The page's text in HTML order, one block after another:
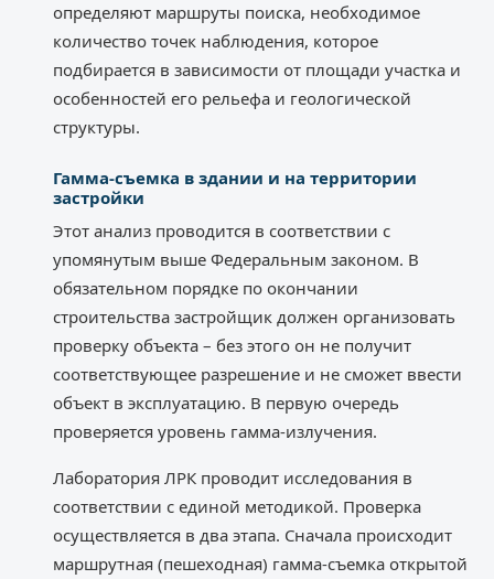
определяют маршруты поиска, необходимое
количество точек наблюдения, которое
подбирается в зависимости от площади участка и
особенностей его рельефа и геологической
структуры.
Гамма-съемка в здании и на территории
застройки
Этот анализ проводится в соответствии с
упомянутым выше Федеральным законом. В
обязательном порядке по окончании
строительства застройщик должен организовать
проверку объекта – без этого он не получит
соответствующее разрешение и не сможет ввести
объект в эксплуатацию. В первую очередь
проверяется уровень гамма-излучения.
Лаборатория ЛРК проводит исследования в
соответствии с единой методикой. Проверка
осуществляется в два этапа. Сначала происходит
маршрутная (пешеходная) гамма-съемка открытой